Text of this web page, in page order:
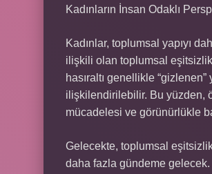
Kadınların İnsan Odaklı
Kadınlar, toplumsal yapıyı
ilişkili olan toplumsal
hasıraltı genellikle
ilişkilendirilebilir. Bu yüzden,
mücadelesi ve görünürlükle
Gelecekte, toplumsal
daha fazla gündeme